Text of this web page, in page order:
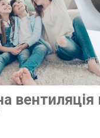
вентиляція